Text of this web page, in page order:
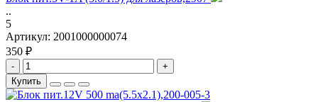
..
5
Артикул: 2001000000074
350 ₽
-
+
Купить